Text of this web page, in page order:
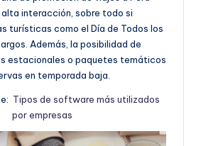
alta interacción, sobre todo si
turísticas como el Día de Todos los
Además, la posibilidad de
estacionales o paquetes temáticos
en temporada baja.
Tipos de software más utilizados
por empresas